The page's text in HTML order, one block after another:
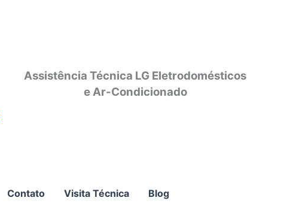
Assistência Técnica LG Eletrodomésticos
e Ar-Condicionado
Contato Visita Técnica Blog